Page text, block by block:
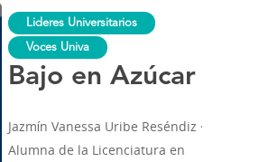
Bajo
en
Azúcar
Lideres Universitarios
Voces Univa
Bajo en Azúcar
Jazmín Vanessa Uribe Reséndiz ·
Alumna de la Licenciatura en